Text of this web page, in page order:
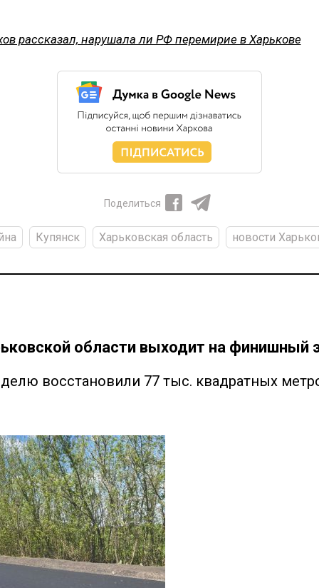
рассказал, нарушала ли РФ перемирие в Харькове
Поделиться
Купянск Харьковская область новости
области выходит на финишный
восстановили 77 тыс. квадратных